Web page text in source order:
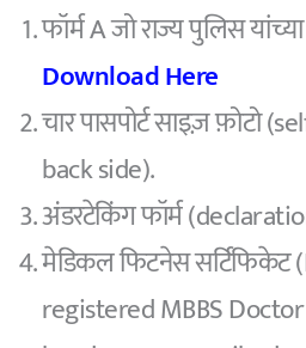
फॉर्म A जो राज्य पुलिस
Download Here
चार पासपोर्ट साइज़ फ़ोटो
back side).
अंडरटेकिंग फॉर्म
मेडिकल फिटनेस सर्टिफिकेट
registered MBBS